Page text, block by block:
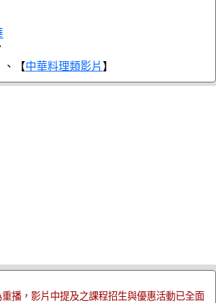
、【中華料理類影片 】
播，影片中提及之課程招生與優惠活動已全面